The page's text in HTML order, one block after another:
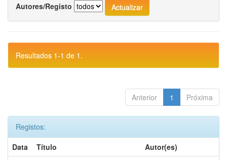
Autores/Registo
Resultados 1-1 de 1.
Anterior 1 Próxima
Registos:
Data
Título
Autor(es)